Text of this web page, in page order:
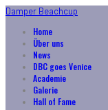
Damper Beachcup
Home
Über uns
News
DBC goes Venice
Academie
Galerie
Hall of Fame